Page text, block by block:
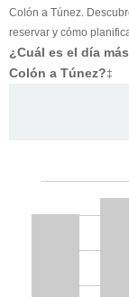
Colón a Túnez.
reservar y cómo
¿Cuál es el día
Colón a Túnez?‡